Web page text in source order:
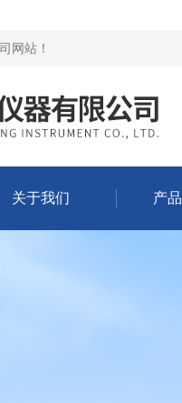
网站 ！
关于我们 产